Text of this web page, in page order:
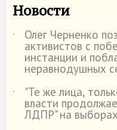
Новости
˙ Олег Черненко
активистов с
инстанции и
неравнодушных
˙
"Те же лица,
власти
ЛДПР" на